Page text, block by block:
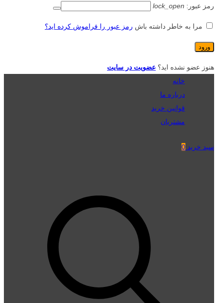
رمز عبور: lock_open
مرا به خاطر داشته باش رمز عبور را فراموش کرده اید؟
هنوز عضو نشده اید؟ عضویت در سایت
خانه
درباره ما
قوانین خرید
مشتریان
سبد خرید 0